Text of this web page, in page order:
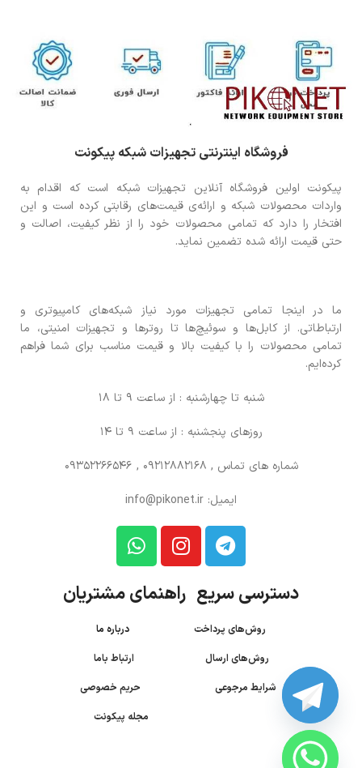
فروشگاه اینترنتی تجهیزات شبکه پیکونت
پیکونت اولین فروشگاه آنلاین تجهیزات شبکه است که اقدام به
واردات محصولات شبکه و ارائه‌ی قیمت‌های رقابتی کرده است و این
افتخار را دارد که تمامی محصولات خود را از نظر کیفیت، اصالت و
حتی قیمت ارائه شده تضمین نماید.
ما در اینجا تمامی تجهیزات مورد نیاز شبکه‌های کامپیوتری و
ارتباطاتی. از کابل‌ها و سوئیچ‌ها تا روترها و تجهیزات امنیتی، ما
تمامی محصولات را با کیفیت بالا و قیمت مناسب برای شما فراهم
کرده‌ایم.
شنبه تا چهارشنبه : از ساعت 9 تا 18
روزهای پنجشنبه : از ساعت 9 تا 14
شماره های تماس , 09212882168 , 09352266546
ایمیل: info@pikonet.ir
دسترسی سریع راهنمای مشتریان
روش‌های پرداخت درباره ما
روش‌های ارسال
ارتباط باما
شرایط مرجوعی
حریم خصوصی
مجله پیکونت